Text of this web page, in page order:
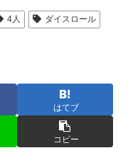
4人
ダイスロール
はてブ
コピー